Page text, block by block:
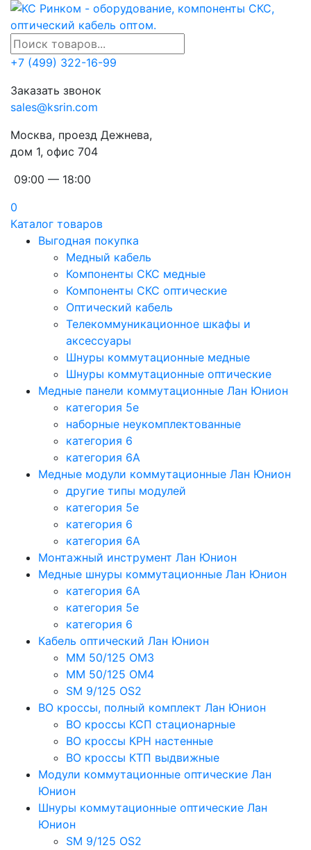
+7 (499) 322-16-99
Заказать звонок
sales@ksrin.com
Москва, проезд Дежнева,
дом 1, офис 704
09:00 — 18:00
0
Каталог товаров
Выгодная покупка
Медный кабель
Компоненты СКС медные
Компоненты СКС оптические
Оптический кабель
Телекоммуникационное шкафы и
аксессуары
Шнуры коммутационные медные
Шнуры коммутационные оптические
Медные панели коммутационные Лан Юнион
категория 5e
наборные неукомплектованные
категория 6
категория 6A
Медные модули коммутационные Лан Юнион
другие типы модулей
категория 5е
категория 6
категория 6A
Монтажный инструмент Лан Юнион
Медные шнуры коммутационные Лан Юнион
категория 6A
категория 5e
категория 6
Кабель оптический Лан Юнион
MM 50/125 OM3
MM 50/125 OM4
SM 9/125 OS2
ВО кроссы, полный комплект Лан Юнион
ВО кроссы КСП стационарные
ВО кроссы КРН настенные
ВО кроссы КТП выдвижные
Модули коммутационные оптические Лан
Юнион
Шнуры коммутационные оптические Лан
Юнион
SM 9/125 OS2